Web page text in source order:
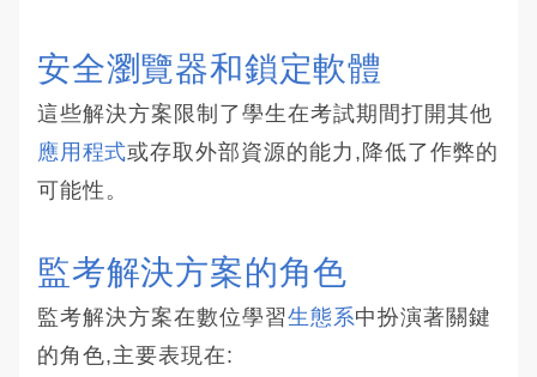
安全瀏覽器和鎖定軟體
這些解決方案限制了學生在考試期間打開其他
應用程式或存取外部資源的能力,降低了作弊的
可能性。
監考解決方案的角色
監考解決方案在數位學習生態系中扮演著關鍵
的角色,主要表現在: